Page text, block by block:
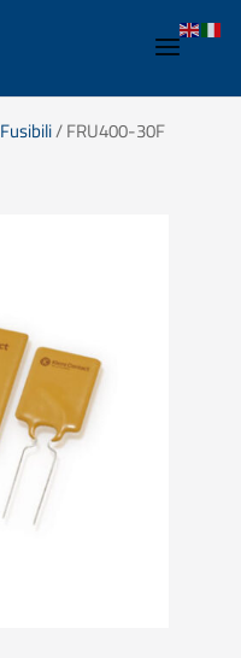
Fusibili/ FRU400-30F